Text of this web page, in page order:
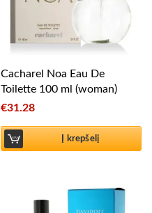
Cacharel Noa Eau De
Toilette 100 ml (woman)
€31.28
Į krepšelį